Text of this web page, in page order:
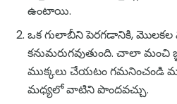
ఉంటాయి.
ఒక గులాబీని పెరగడానికి, మొలకల
కనుమరుగవుతుంది. చాలా మంచి
ముక్కలు చేయటం గమనించండి
మధ్యలో వాటిని పొందవచ్చు.